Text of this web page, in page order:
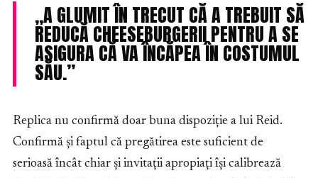
„A GLUMIT ÎN TRECUT CĂ A TREBUIT SĂ
REDUCĂ CHEESEBURGERII PENTRU A SE
ASIGURA CĂ VA ÎNCĂPEA ÎN COSTUMUL
SĂU.”
Replica nu confirmă doar buna dispoziție a lui Reid.
Confirmă și faptul că pregătirea este suficient de
serioasă încât chiar și invitații apropiați își calibrează